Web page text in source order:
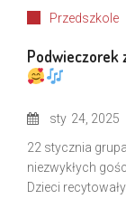
Przedszkole
Podwieczorek
sty 24, 2025
22 stycznia
niezwykłych
Dzieci